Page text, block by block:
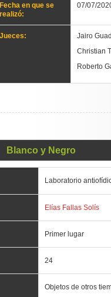
Fecha en que se
realizó:
07/07/
Jueces:
Jairo
Christian
Roberto
Blanco y Negro
Laboratorio
Elías Fallas Solís
Primer lugar
24
Objetos de otros